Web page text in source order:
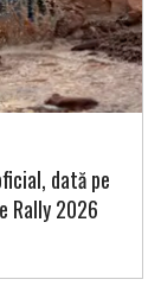
dată pe
Rally 2026